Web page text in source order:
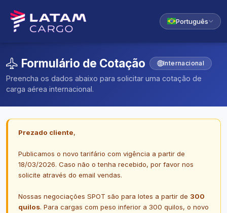
Português
Formulário de Cotação Internacional
Preencha os dados abaixo para solicitar uma cotação de
carga aérea internacional.
Prezado cliente,
Publicamos o novo tarifário com vigência a partir de
18/03/2026. Caso não o tenha recebido, por favor nos
solicite através do email vendas.
Nossas negociações SPOT são para lotes a partir de 300
quilos. Para cargas com peso inferior a 300 quilos, o novo